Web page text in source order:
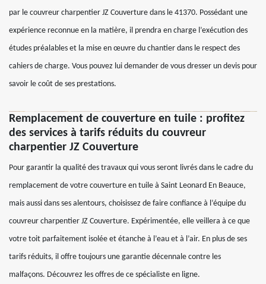
par le couvreur charpentier JZ Couverture dans le 41370. Possédant une
expérience reconnue en la matière, il prendra en charge l’exécution des
études préalables et la mise en œuvre du chantier dans le respect des
cahiers de charge. Vous pouvez lui demander de vous dresser un devis pour
savoir le coût de ses prestations.
Remplacement de couverture en tuile : profitez
des services à tarifs réduits du couvreur
charpentier JZ Couverture
Pour garantir la qualité des travaux qui vous seront livrés dans le cadre du
remplacement de votre couverture en tuile à Saint Leonard En Beauce,
mais aussi dans ses alentours, choisissez de faire confiance à l’équipe du
couvreur charpentier JZ Couverture. Expérimentée, elle veillera à ce que
votre toit parfaitement isolée et étanche à l’eau et à l’air. En plus de ses
tarifs réduits, il offre toujours une garantie décennale contre les
malfaçons. Découvrez les offres de ce spécialiste en ligne.